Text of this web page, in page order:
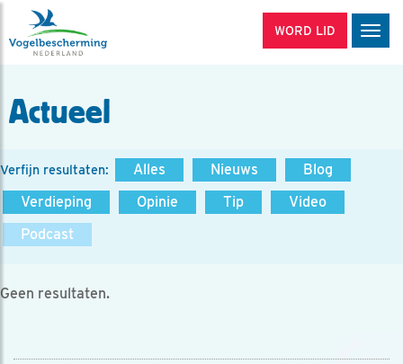
WORD LID
Actueel
Verfijn resultaten: Alles Nieuws
Blog
Verdieping
Opinie Tip
Video
Podcast
Geen resultaten.